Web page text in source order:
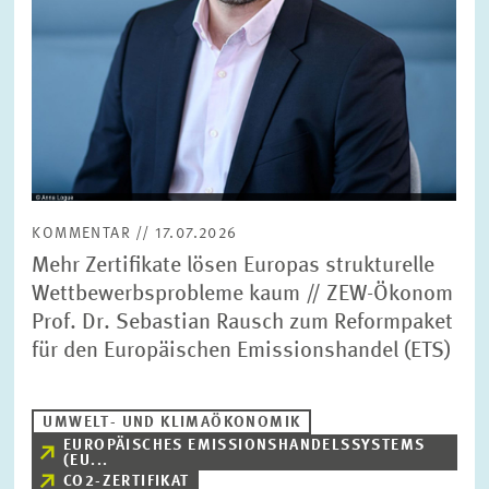
KOMMENTAR // 17.07.2026
Mehr Zertifikate lösen Europas strukturelle
Wettbewerbsprobleme kaum // ZEW-Ökonom
Prof. Dr. Sebastian Rausch zum Reformpaket
für den Europäischen Emissionshandel (ETS)
UMWELT- UND KLIMAÖKONOMIK
EUROPÄISCHES EMISSIONSHANDELSSYSTEMS
(EU...
CO2-ZERTIFIKAT